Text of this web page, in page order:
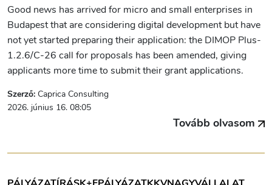
Good news has arrived for micro and small enterprises in
Budapest that are considering digital development but have
not yet started preparing their application: the DIMOP Plus-
1.2.6/C-26 call for proposals has been amended, giving
applicants more time to submit their grant applications.
Szerző: Caprica Consulting
2026. június 16. 08:05
Tovább olvasom